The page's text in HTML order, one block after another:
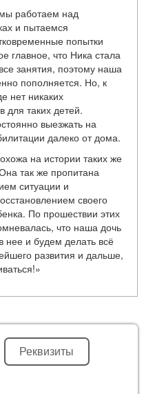
работаем над
и пытаемся
попытки
главное, что Ника стала
занятия, поэтому наша
пополняется. Но, к
нет никаких
для таких детей.
выезжать на
далеко от дома.
на истории таких же
так же пропитана
ситуации и
своего
По прошествии этих
что наша дочь
нее и будем делать всё
развития и дальше,
Реквизиты